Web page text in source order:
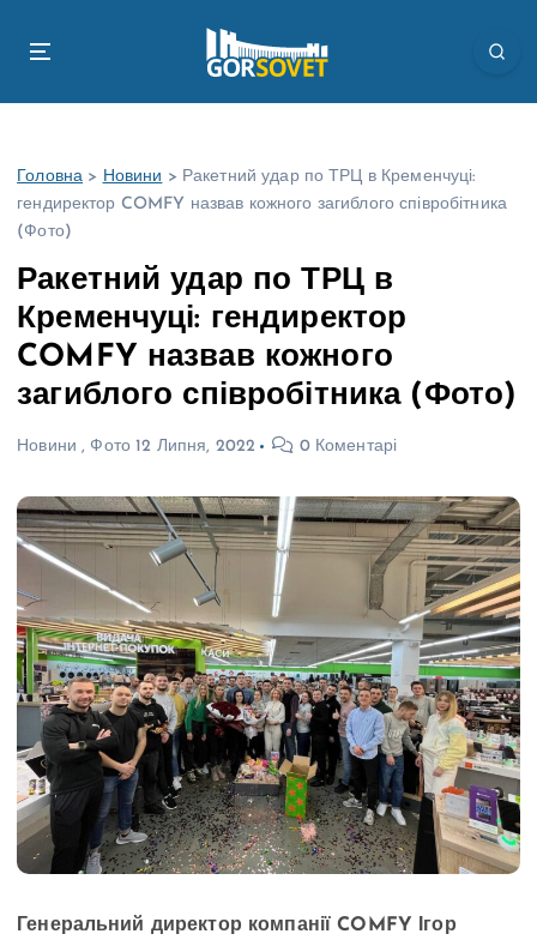
Головна > Новини > Ракетний удар по ТРЦ в Кременчуці:
гендиректор COMFY назвав кожного загиблого співробітника
(Фото)
Ракетний удар по ТРЦ в
Кременчуці: гендиректор
COMFY назвав кожного
загиблого співробітника (Фото)
Новини , Фото 12 Липня, 2022 0 Коментарі
Генеральний директор компанії COMFY Ігор